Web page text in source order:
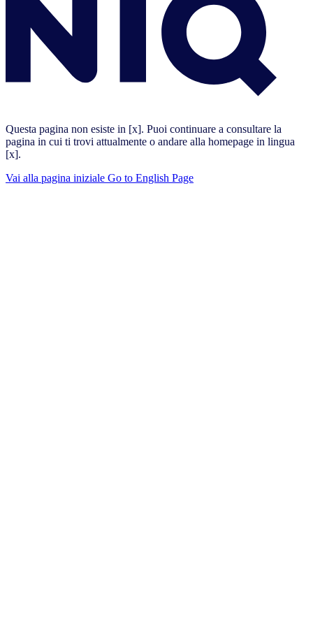
Questa pagina non esiste in [x]. Puoi continuare a consultare la
pagina in cui ti trovi attualmente o andare alla homepage in lingua
[x].
Vai alla pagina iniziale Go to English Page